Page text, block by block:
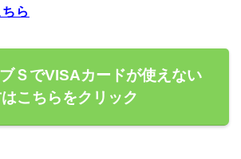
ら
ＳでVISAカードが使えない
こちらをクリック